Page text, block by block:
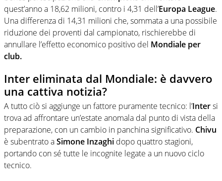
quest’anno a 18,62 milioni, contro i 4,31 dell’Europa League.
Una differenza di 14,31 milioni che, sommata a una possibile
riduzione dei proventi dal campionato, rischierebbe di
annullare l’effetto economico positivo del Mondiale per
club.
Inter eliminata dal Mondiale: è davvero
una cattiva notizia?
A tutto ciò si aggiunge un fattore puramente tecnico: l’Intersi
trova ad affrontare un’estate anomala dal punto di vista della
preparazione, con un cambio in panchina significativo. Chivu
è subentrato aSimone Inzaghi dopo quattro stagioni,
portando con sé tutte le incognite legate a un nuovo ciclo
tecnico.